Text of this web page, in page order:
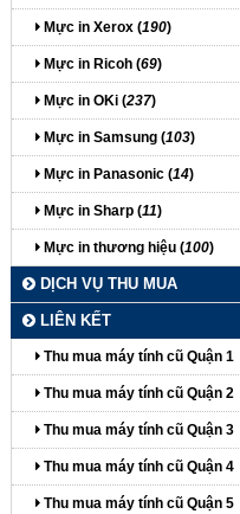
Mực in Xerox (190)
Mực in Ricoh (69)
Mực in OKi (237)
Mực in Samsung (103)
Mực in Panasonic (14)
Mực in Sharp (11)
Mực in thương hiệu (100)
DỊCH VỤ THU MUA
LIÊN KẾT
Thu mua máy tính cũ Quận 1
Thu mua máy tính cũ Quận 2
Thu mua máy tính cũ Quận 3
Thu mua máy tính cũ Quận 4
Thu mua máy tính cũ Quận 5